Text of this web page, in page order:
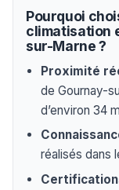
Pourquoi
climatisation
sur-Marne ?
Proximité
de Gournay-
d’environ 34
réalisés dans